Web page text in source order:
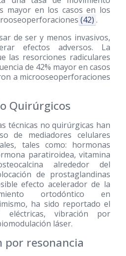
mayor en los casos en los
(42) .
de ser y menos invasivos,
efectos adversos. La
las resorciones radiculares
de 42% mayor en casos
a microoseoperforaciones
Quirúrgicos
técnicas no quirúrgicas han
de mediadores celulares
tales como: hormonas
paratiroidea, vitamina
alrededor del
de prostaglandinas
efecto acelerador de la
ortodóntico en
ha sido reportado el
vibración por
láser.
por resonancia